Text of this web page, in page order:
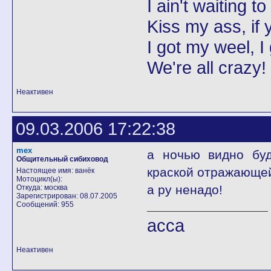
I ain't waiting
Kiss my ass, if
I got my weel,
We're all
Неактивен
09.03.2006 17:22:38
mex
Общительный сибиховод
Настоящее имя: ванёк
Мотоцикл(ы):
Откуда: москва
Зарегистрирован: 08.07.2005
Сообщений: 955
а ночью видно
краской
а ру ненадо!
асса
Неактивен